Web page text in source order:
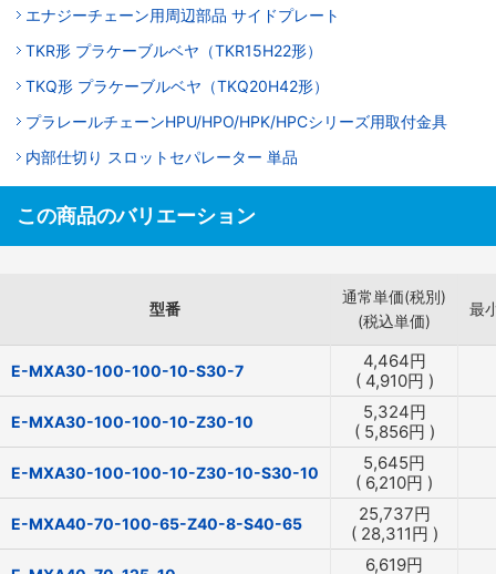
エナジーチェーン用周辺部品 サイドプレート
TKR形 プラケーブルベヤ（TKR15H22形）
TKQ形 プラケーブルベヤ（TKQ20H42形）
プラレールチェーンHPU/HPO/HPK/HPCシリーズ用取付金具
内部仕切り スロットセパレーター 単品
この商品のバリエーション
型番
通常単価(税別)
(税込単価)
最
E-MXA30-100-100-10-S30-7 4,464円
( 4,910円 )
E-MXA30-100-100-10-Z30-10 5,324円
( 5,856円 )
E-MXA30-100-100-10-Z30-10-S30-10 5,645円
( 6,210円 )
E-MXA40-70-100-65-Z40-8-S40-65 25,737円
( 28,311円 )
6,619円